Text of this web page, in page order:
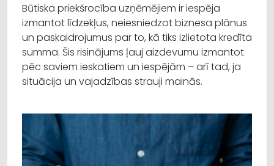
Būtiska priekšrocība uzņēmējiem ir iespēja
izmantot līdzekļus, neiesniedzot biznesa plānus
un paskaidrojumus par to, kā tiks izlietota kredīta
summa. Šis risinājums ļauj aizdevumu izmantot
pēc saviem ieskatiem un iespējām – arī tad, ja
situācija un vajadzības strauji mainās.